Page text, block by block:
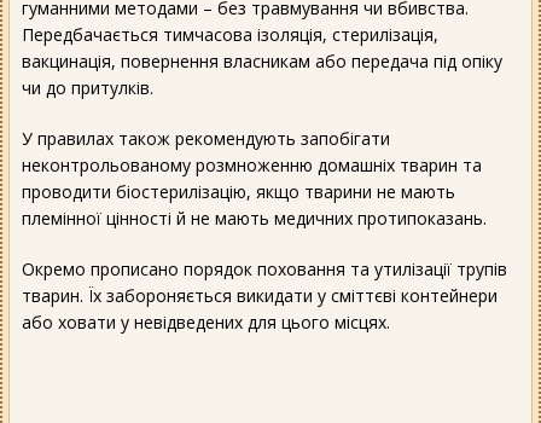
гуманними методами – без травмування чи вбивства.
Передбачається тимчасова ізоляція, стерилізація,
вакцинація, повернення власникам або передача під опіку
чи до притулків.
У правилах також рекомендують запобігати
неконтрольованому розмноженню домашніх тварин та
проводити біостерилізацію, якщо тварини не мають
племінної цінності й не мають медичних протипоказань.
Окремо прописано порядок поховання та утилізації трупів
тварин. Їх забороняється викидати у сміттєві контейнери
або ховати у невідведених для цього місцях.